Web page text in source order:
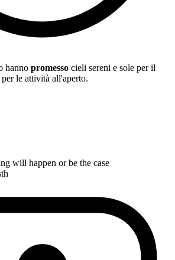
hanno promesso cieli sereni e sole per il
le attività all'aperto.
will happen or be the case